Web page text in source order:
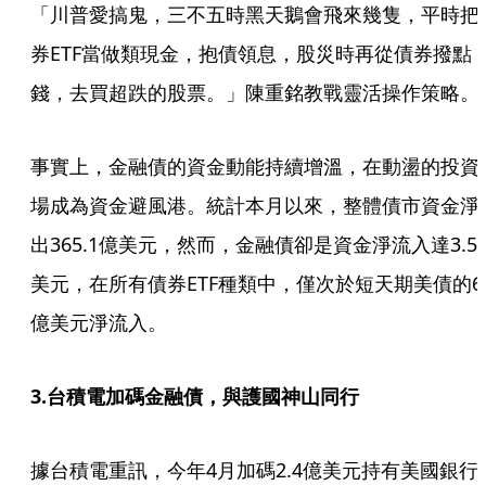
「川普愛搞鬼，三不五時黑天鵝會飛來幾隻，平時把
券ETF當做類現金，抱債領息，股災時再從債券撥點
錢，去買超跌的股票。」陳重銘教戰靈活操作策略。
事實上，金融債的資金動能持續增溫，在動盪的投資
場成為資金避風港。統計本月以來，整體債市資金淨
出365.1億美元，然而，金融債卻是資金淨流入達3.5
美元，在所有債券ETF種類中，僅次於短天期美債的6
億美元淨流入。
3.台積電加碼金融債，與護國神山同行
據台積電重訊，今年4月加碼2.4億美元持有美國銀行